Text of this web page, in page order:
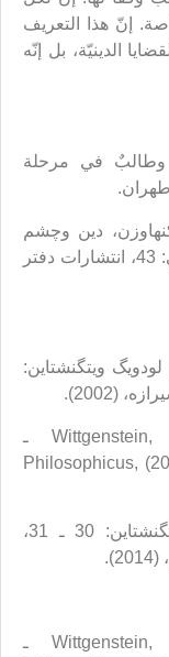
إنّ هذا التعريف
الدينيّة، بل إنّه
وطالبٌ في مرحلة
دين وچشم
أندازهاي نو: 43، ترجمة: غلام حسين توكلي: 43، انتشارات دفتر
ويتگنشتاين:
([4]) Wittgenstein, Loudwig, Tractatus Logico ـ
Philosophicus,
([5]) ويليام دونالد هودسون، لودويگ ويتگنشتاين: 30 ـ 31،
([7]) Wittgenstein, Loudwig, Tractatus Logico ـ